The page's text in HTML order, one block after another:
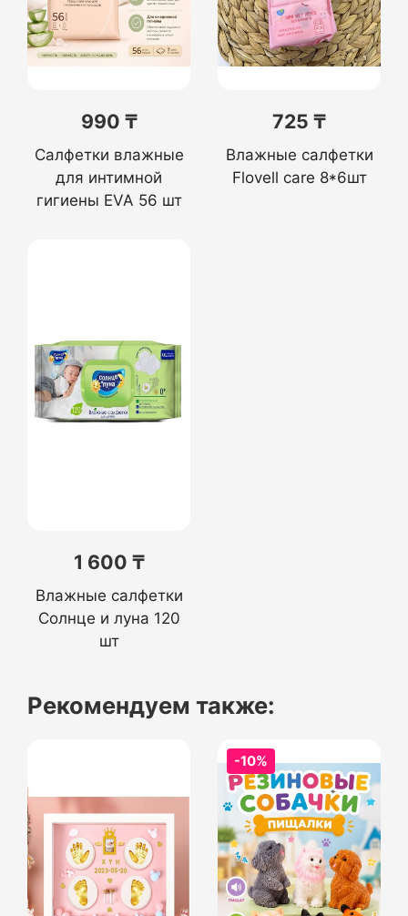
990 ₸
Салфетки влажные
для интимной
гигиены EVA 56 шт
725 ₸
Влажные салфетки
Flovell care 8*6шт
1 600 ₸
Влажные салфетки
Солнце и луна 120
шт
Рекомендуем также:
-10%